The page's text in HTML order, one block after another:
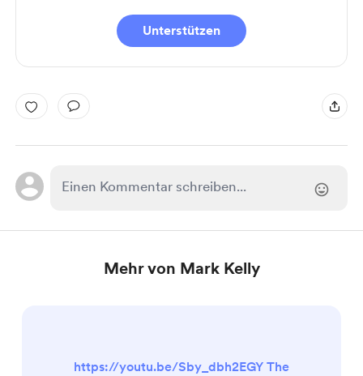
Unterstützen
Mehr von Mark Kelly
https://youtu.be/Sby_dbh2EGY The